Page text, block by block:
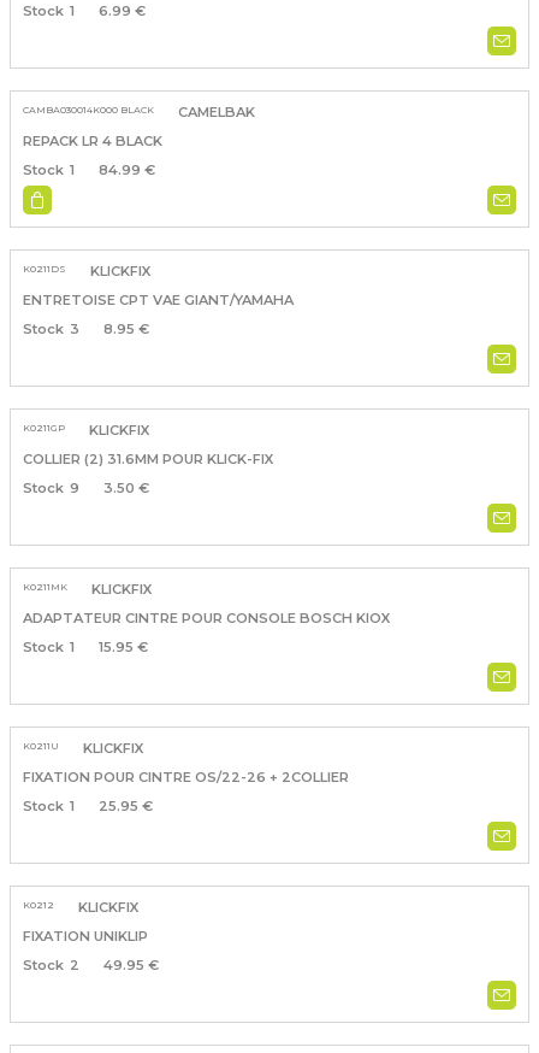
1
6.99 €
CAMBA030014K000 BLACK
CAMELBAK
REPACK LR 4 BLACK
1
84.99 €
K0211DS
KLICKFIX
ENTRETOISE CPT VAE GIANT/YAMAHA
3
8.95 €
K0211GP
KLICKFIX
COLLIER (2) 31.6MM POUR KLICK-FIX
9
3.50 €
K0211MK
KLICKFIX
ADAPTATEUR CINTRE POUR CONSOLE BOSCH KIOX
1
15.95 €
K0211U
KLICKFIX
FIXATION POUR CINTRE OS/22-26 + 2COLLIER
1
25.95 €
K0212
KLICKFIX
FIXATION UNIKLIP
2
49.95 €